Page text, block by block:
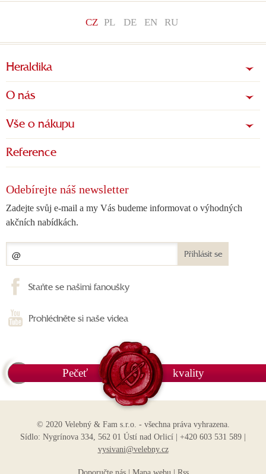
CZ PL DE EN RU
Heraldika
O nás
Vše o nákupu
Reference
Odebírejte náš newsletter
Zadejte svůj e-mail a my Vás budeme informovat o výhodných
akčních nabídkách.
Přihlásit se
Staňte se našimi fanoušky
Prohlédněte si naše videa
Pečeť kvality
© 2020 Velebný & Fam s.r.o. - všechna práva vyhrazena.
Sídlo: Nygrínova 334, 562 01 Ústí nad Orlicí | +420 603 531 589 |
vysivani@velebny.cz